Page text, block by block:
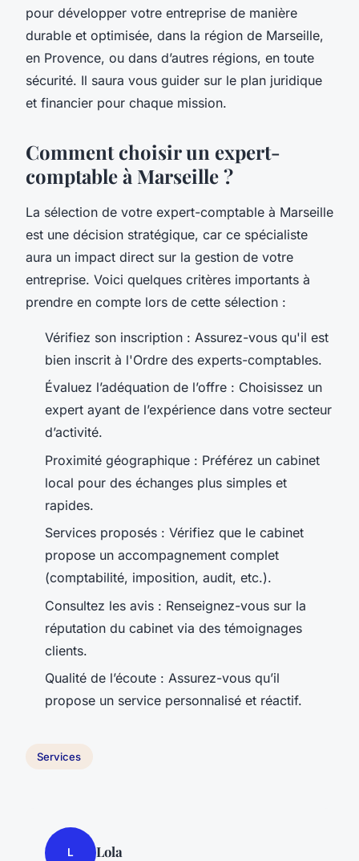
pour développer votre entreprise de manière
durable et optimisée, dans la région de Marseille,
en Provence, ou dans d’autres régions, en toute
sécurité. Il saura vous guider sur le plan juridique
et financier pour chaque mission.
Comment choisir un expert-
comptable à Marseille ?
La sélection de votre expert-comptable à Marseille
est une décision stratégique, car ce spécialiste
aura un impact direct sur la gestion de votre
entreprise. Voici quelques critères importants à
prendre en compte lors de cette sélection :
Vérifiez son inscription : Assurez-vous qu'il est
bien inscrit à l'Ordre des experts-comptables.
Évaluez l’adéquation de l’offre : Choisissez un
expert ayant de l’expérience dans votre secteur
d’activité.
Proximité géographique : Préférez un cabinet
local pour des échanges plus simples et
rapides.
Services proposés : Vérifiez que le cabinet
propose un accompagnement complet
(comptabilité, imposition, audit, etc.).
Consultez les avis : Renseignez-vous sur la
réputation du cabinet via des témoignages
clients.
Qualité de l’écoute : Assurez-vous qu’il
propose un service personnalisé et réactif.
Services
L Lola